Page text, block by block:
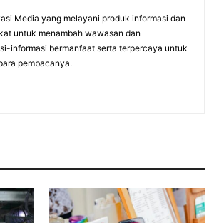
Media yang melayani produk informasi dan
untuk menambah wawasan dan
informasi bermanfaat serta terpercaya untuk
pembacanya.